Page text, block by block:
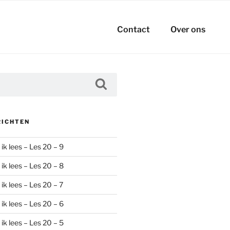
Over ons
Contact
lees – Les 20 – 9
lees – Les 20 – 8
lees – Les 20 – 7
lees – Les 20 – 6
lees – Les 20 – 5